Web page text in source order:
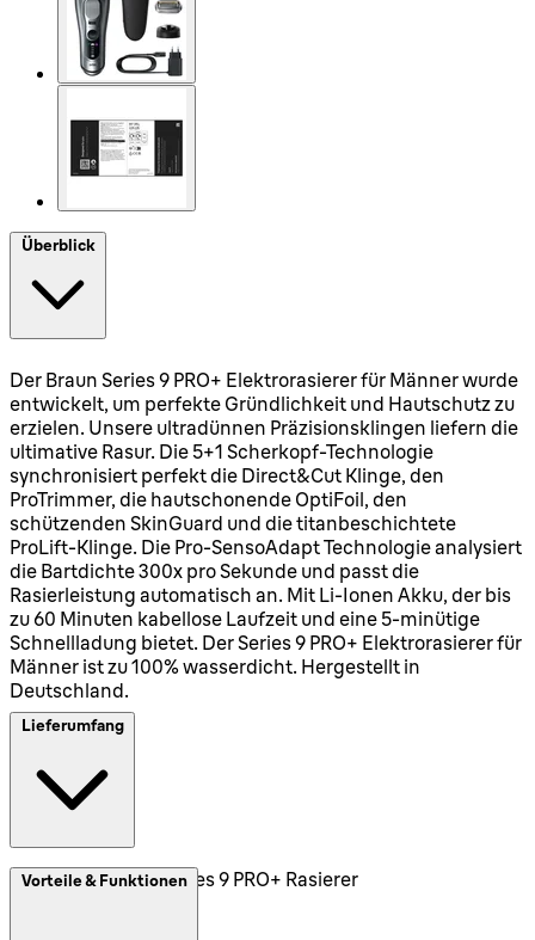
Überblick
Der Braun Series 9 PRO+ Elektrorasierer für Männer wurde
entwickelt, um perfekte Gründlichkeit und Hautschutz zu
erzielen. Unsere ultradünnen Präzisionsklingen liefern die
ultimative Rasur. Die 5+1 Scherkopf-Technologie
synchronisiert perfekt die Direct&Cut Klinge, den
ProTrimmer, die hautschonende OptiFoil, den
schützenden SkinGuard und die titanbeschichtete
ProLift-Klinge. Die Pro-SensoAdapt Technologie analysiert
die Bartdichte 300x pro Sekunde und passt die
Rasierleistung automatisch an. Mit Li-Ionen Akku, der bis
zu 60 Minuten kabellose Laufzeit und eine 5-minütige
Schnellladung bietet. Der Series 9 PRO+ Elektrorasierer für
Männer ist zu 100% wasserdicht. Hergestellt in
Deutschland.
Lieferumfang
1x Braun Series 9 PRO+ Rasierer
Vorteile & Funktionen